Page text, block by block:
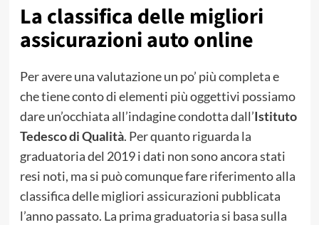
La classifica delle migliori
assicurazioni auto online
Per avere una valutazione un po’ più completa e
che tiene conto di elementi più oggettivi possiamo
dare un’occhiata all’indagine condotta dall’Istituto
Tedesco di Qualità. Per quanto riguarda la
graduatoria del 2019 i dati non sono ancora stati
resi noti, ma si può comunque fare riferimento alla
classifica delle migliori assicurazioni pubblicata
l’anno passato. La prima graduatoria si basa sulla